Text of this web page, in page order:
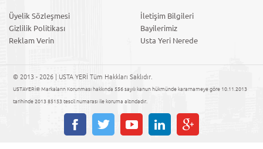
Üyelik Sözleşmesi
Gizlilik Politikası
Reklam Verin
İletişim Bilgileri
Bayilerimiz
Usta Yeri Nerede
© 2013 - 2026 | USTA YERİ Tüm Hakkları Saklıdır.
USTAYERİ® Markaların Korunması hakkında 556 sayılı kanun hükmünde kararnameye göre 10.11.2013
tarihinde 2013 85153 tescil numarası ile koruma altındadır.